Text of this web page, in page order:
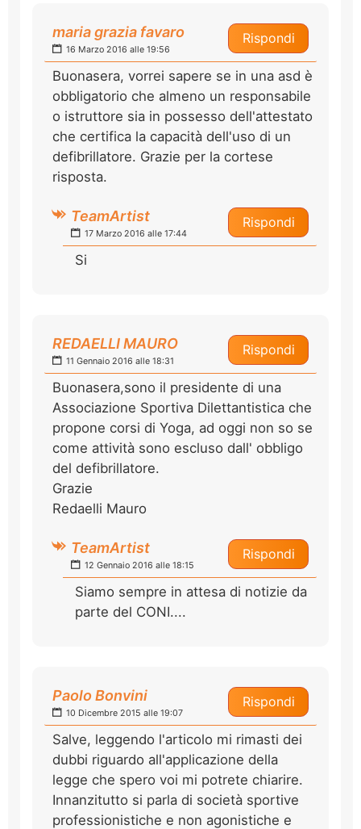
Rispondi
maria grazia favaro
16 Marzo 2016 alle 19:56
Buonasera, vorrei sapere se in una asd è
obbligatorio che almeno un responsabile
o istruttore sia in possesso dell'attestato
che certifica la capacità dell'uso di un
defibrillatore. Grazie per la cortese
risposta.
Rispondi
TeamArtist
17 Marzo 2016 alle 17:44
Si
Rispondi
REDAELLI MAURO
11 Gennaio 2016 alle 18:31
Buonasera,sono il presidente di una
Associazione Sportiva Dilettantistica che
propone corsi di Yoga, ad oggi non so se
come attività sono escluso dall' obbligo
del defibrillatore.
Grazie
Redaelli Mauro
Rispondi
TeamArtist
12 Gennaio 2016 alle 18:15
Siamo sempre in attesa di notizie da
parte del CONI....
Rispondi
Paolo Bonvini
10 Dicembre 2015 alle 19:07
Salve, leggendo l'articolo mi rimasti dei
dubbi riguardo all'applicazione della
legge che spero voi mi potrete chiarire.
Innanzitutto si parla di società sportive
professionistiche e non agonistiche e